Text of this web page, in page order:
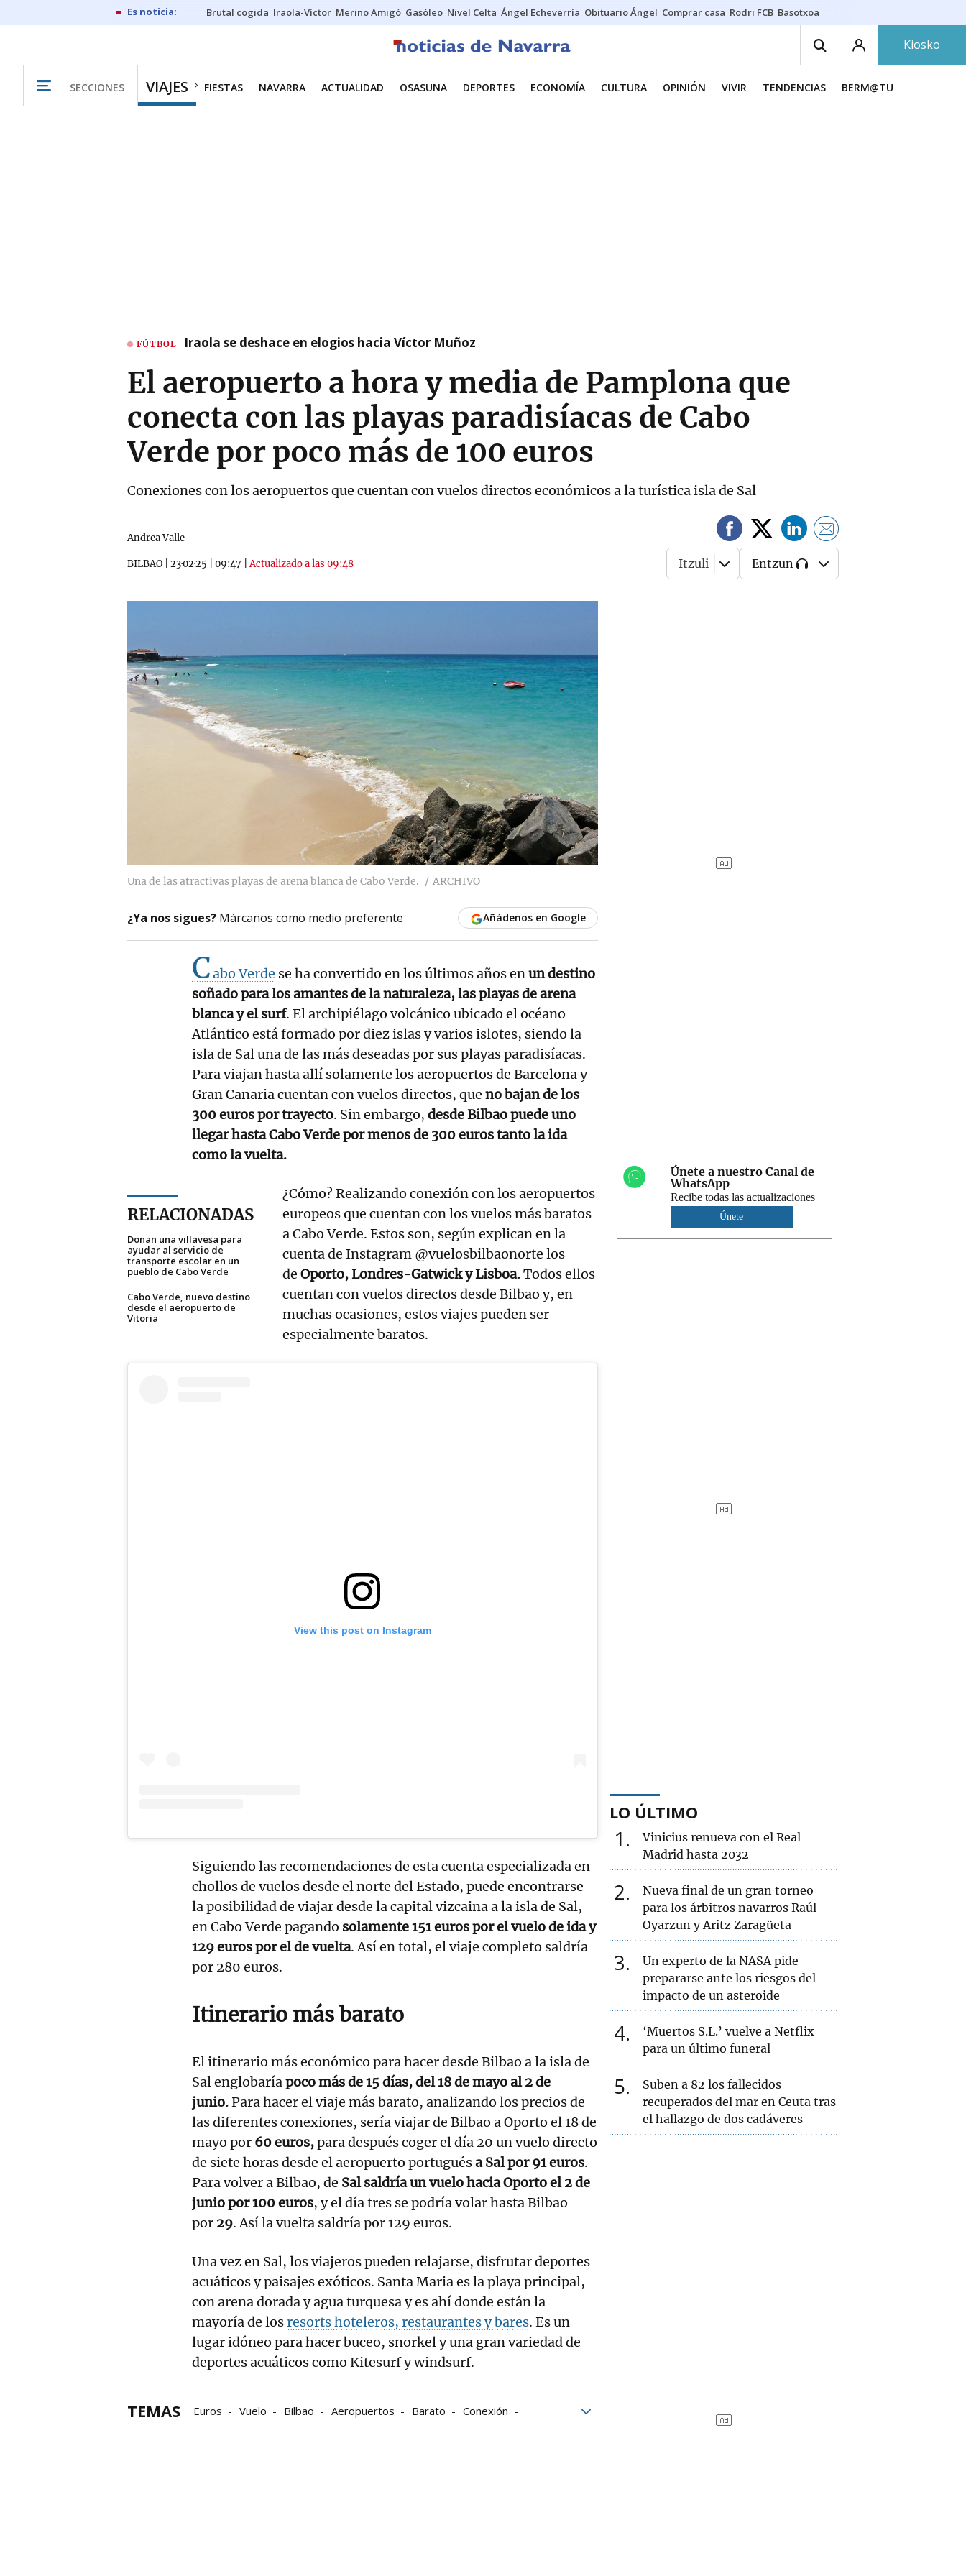
Brutal cogida Iraola-Víctor Merino Amigó Gasóleo Nivel Celta Ángel Echeverría Obituario Ángel Comprar casa Rodri FCB Basotxoa
Kiosko
SECCIONES VIAJES FIESTAS NAVARRA ACTUALIDAD OSASUNA DEPORTES ECONOMÍA CULTURA OPINIÓN VIVIR TENDENCIAS BERM@TU
FÚTBOL Iraola se deshace en elogios hacia Víctor Muñoz
El aeropuerto a hora y media de Pamplona que
conecta con las playas paradisíacas de Cabo
Verde por poco más de 100 euros
Conexiones con los aeropuertos que cuentan con vuelos directos económicos a la turística isla de Sal
Andrea Valle
BILBAO 23·02·25 09:47 |Actualizado a las 09:48 Itzuli Entzun
Una de las atractivas playas de arena blanca de Cabo Verde. ARCHIVO
¿Ya nos sigues? Márcanos como medio preferente Añádenos en Google
Cabo Verde se ha convertido en los últimos años enun destino
soñado para los amantes de la naturaleza, las playas de arena
blanca y el surf. El archipiélago volcánico ubicado el océano
Atlántico está formado por diez islas y varios islotes, siendo la
isla de Sal una de las más deseadas por sus playas paradisíacas.
Para viajan hasta allí solamente los aeropuertos de Barcelona y
Gran Canaria cuentan con vuelos directos, que no bajan de los
300 euros por trayecto. Sin embargo, desde Bilbao puede uno
llegar hasta Cabo Verde por menos de 300 euros tanto la ida
como la vuelta.
RELACIONADAS
Donan una villavesa para
ayudar al servicio de
transporte escolar en un
pueblo de Cabo Verde
Cabo Verde, nuevo destino
desde el aeropuerto de
Vitoria
¿Cómo? Realizando conexión con los aeropuertos
europeos que cuentan con los vuelos más baratos
a Cabo Verde. Estos son, según explican en la
cuenta de Instagram @vuelosbilbaonorte los
de Oporto, Londres-Gatwick y Lisboa.Todos ellos
cuentan con vuelos directos desde Bilbao y, en
muchas ocasiones, estos viajes pueden ser
especialmente baratos.
View this post on Instagram
Siguiendo las recomendaciones de esta cuenta especializada en
chollos de vuelos desde el norte del Estado, puede encontrarse
la posibilidad de viajar desde la capital vizcaina a la isla de Sal,
en Cabo Verde pagando solamente 151 euros por el vuelo de ida y
129 euros por el de vuelta. Así en total, el viaje completo saldría
por 280 euros.
Itinerario más barato
El itinerario más económico para hacer desde Bilbao a la isla de
Sal englobaríapoco más de 15 días, del 18 de mayo al 2 de
junio.Para hacer el viaje más barato, analizando los precios de
las diferentes conexiones, sería viajar de Bilbao a Oporto el 18 de
mayo por 60 euros,para después coger el día 20 un vuelo directo
de siete horas desde el aeropuerto portuguésa Sal por 91 euros.
Para volver a Bilbao, de Sal saldría un vuelo hacia Oporto el 2 de
junio por 100 euros, y el día tres se podría volar hasta Bilbao
por 29. Así la vuelta saldría por 129 euros.
Una vez en Sal, los viajeros pueden relajarse, disfrutar deportes
acuáticos y paisajes exóticos. Santa Maria es la playa principal,
con arena dorada y agua turquesa y es ahí donde están la
mayoría de losresorts hoteleros, restaurantes y bares. Es un
lugar idóneo para hacer buceo, snorkel y una gran variedad de
deportes acuáticos como Kitesurf y windsurf.
TEMAS Euros Vuelo Bilbao Aeropuertos Barato
Conexión
Únete a nuestro Canal de
WhatsApp
Recibe todas las actualizaciones
Únete
LO ÚLTIMO
1
Vinicius renueva con el Real
Madrid hasta 2032
2
Nueva final de un gran torneo
para los árbitros navarros Raúl
Oyarzun y Aritz Zaragüeta
3
Un experto de la NASA pide
prepararse ante los riesgos del
impacto de un asteroide
4
‘Muertos S.L.’ vuelve a Netflix
para un último funeral
5
Suben a 82 los fallecidos
recuperados del mar en Ceuta tras
el hallazgo de dos cadáveres